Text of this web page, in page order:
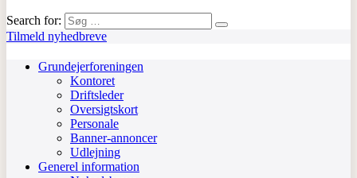
Search for:
Tilmeld nyhedbreve
Grundejerforeningen
Kontoret
Driftsleder
Oversigtskort
Personale
Banner-annoncer
Udlejning
Generel information